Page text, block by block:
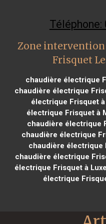
Téléphone:
Zone
Frisquet
chaudière électrique
chaudière électrique
électrique Frisquet à
électrique Frisquet à
chaudière électrique
chaudière électrique
chaudière électrique
chaudière électrique
électrique Frisquet à
électrique